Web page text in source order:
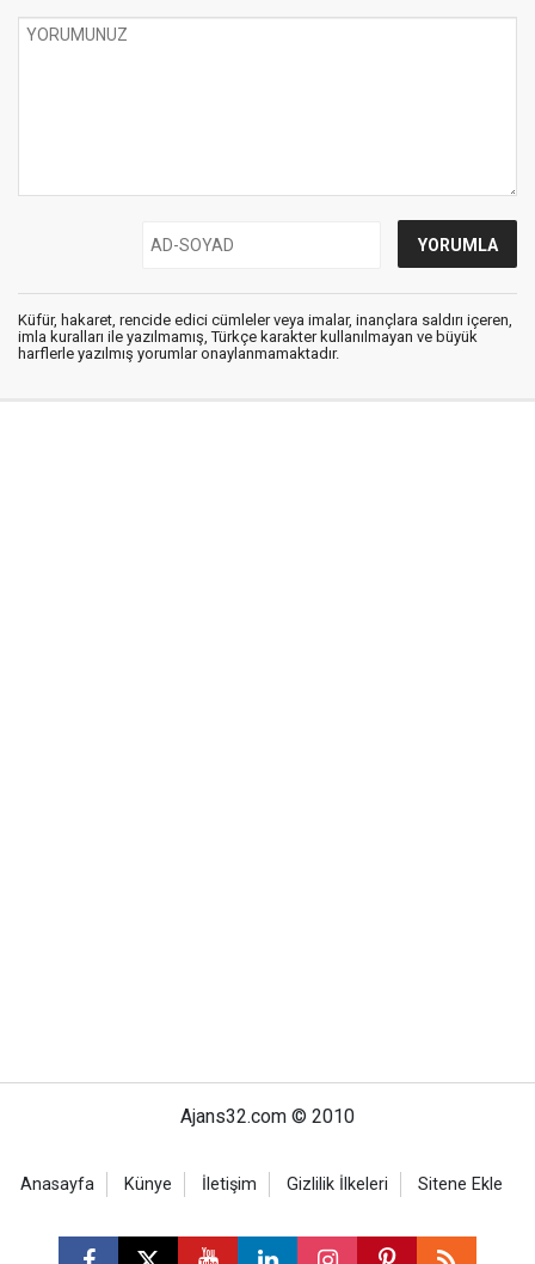
Küfür, hakaret, rencide edici cümleler veya imalar, inançlara saldırı içeren,
imla kuralları ile yazılmamış, Türkçe karakter kullanılmayan ve büyük
harflerle yazılmış yorumlar onaylanmamaktadır.
Ajans32.com © 2010
Anasayfa Künye İletişim Gizlilik İlkeleri Sitene Ekle